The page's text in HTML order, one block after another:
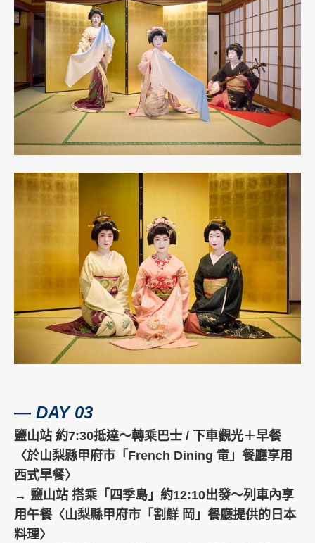
― DAY 03
鹽山站 約7:30抵達～轉乘巴士 /
下車觀光＋早餐
〈於山梨縣甲府市「French Dining 竜」 餐廳享用
西式早餐〉
→ 鹽山站 搭乘「四季島」約12:10出發～列車內享
用午餐〈山梨縣甲府市 「割鮮 岡」餐廳提供的日本
料理〉